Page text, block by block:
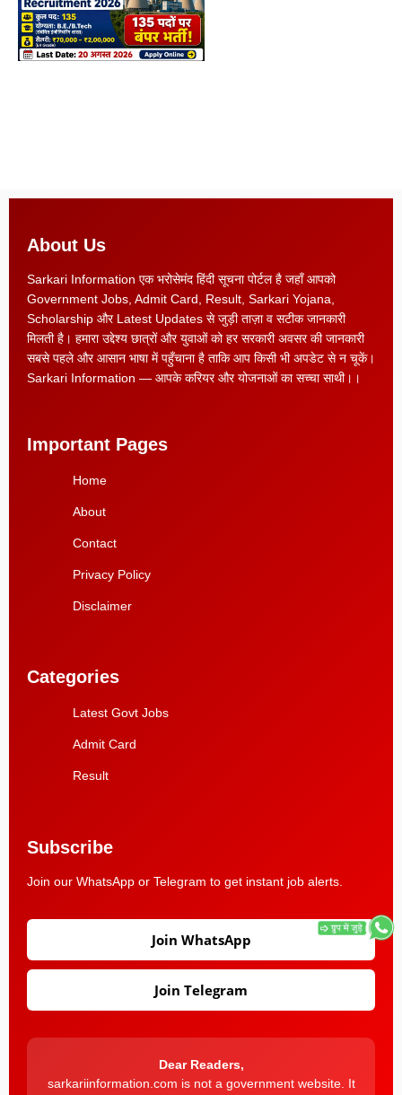
About Us
Sarkari Information एक भरोसेमंद हिंदी सूचना पोर्टल है जहाँ आपको
Government Jobs, Admit Card, Result, Sarkari Yojana,
Scholarship और Latest Updates से जुड़ी ताज़ा व सटीक जानकारी
मिलती है। हमारा उद्देश्य छात्रों और युवाओं को हर सरकारी अवसर की जानकारी
सबसे पहले और आसान भाषा में पहुँचाना है ताकि आप किसी भी अपडेट से न चूकें।
Sarkari Information — आपके करियर और योजनाओं का सच्चा साथी।।
Important Pages
Home
About
Contact
Privacy Policy
Disclaimer
Categories
Latest Govt Jobs
Admit Card
Result
Subscribe
Join our WhatsApp or Telegram to get instant job alerts.
Join WhatsApp
Join Telegram
Dear Readers,
sarkariinformation.com is not a government website. It